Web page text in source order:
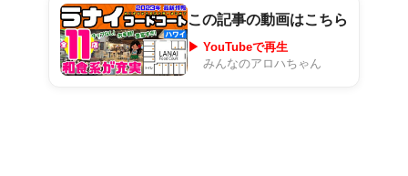
この記事の動画はこちら
▶ YouTubeで再生
みんなのアロハちゃん